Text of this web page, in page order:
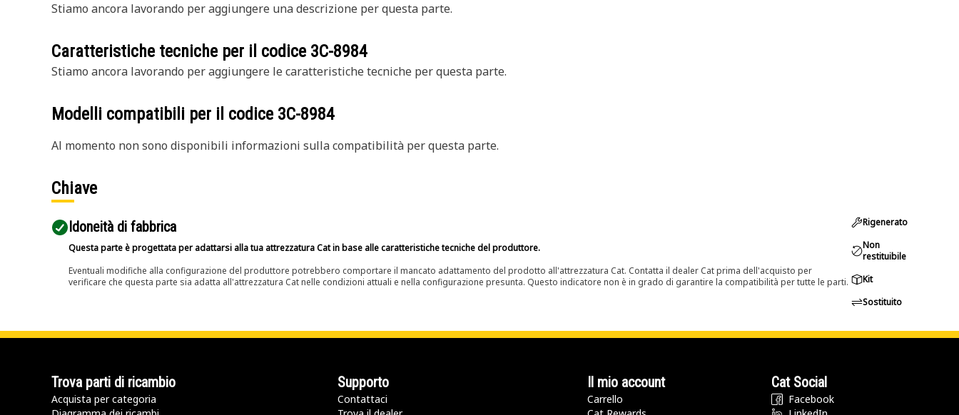
Stiamo ancora lavorando per aggiungere una descrizione per questa parte.
Caratteristiche tecniche per il codice 3C-8984
Stiamo ancora lavorando per aggiungere le caratteristiche tecniche per questa parte.
Modelli compatibili per il codice 3C-8984
Al momento non sono disponibili informazioni sulla compatibilità per questa parte.
Chiave
Idoneità di fabbrica
Questa parte è progettata per adattarsi alla tua attrezzatura Cat in base alle caratteristiche tecniche del produttore.
Eventuali modifiche alla configurazione del produttore potrebbero comportare il mancato adattamento del prodotto all'attrezzatura Cat. Contatta il dealer Cat prima dell'acquisto per
verificare che questa parte sia adatta all'attrezzatura Cat nelle condizioni attuali e nella configurazione presunta. Questo indicatore non è in grado di garantire la compatibilità per tutte le parti.
Rigenerato
Non
restituibile
Kit
Sostituito
Trova parti di ricambio
Acquista per categoria
Supporto
Contattaci
Il mio account
Carrello
Cat Social
Facebook